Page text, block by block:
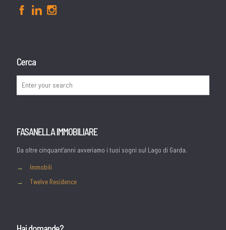
Cerca
FASANELLA IMMOBILIARE
Da oltre cinquant’anni avveriamo i tuoi sogni sul Lago di Garda.
→
Immobili
→
Twelve Residence